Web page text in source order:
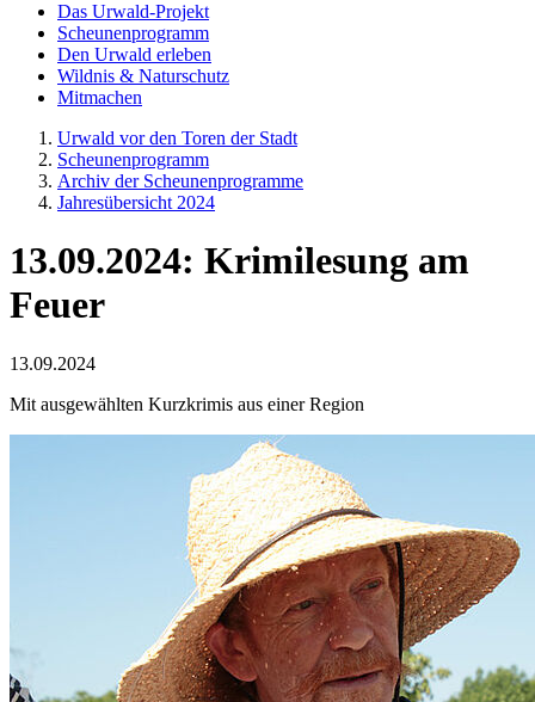
Das Urwald-Projekt
Scheunenprogramm
Den Urwald erleben
Wildnis & Naturschutz
Mitmachen
Urwald vor den Toren der Stadt
Scheunenprogramm
Archiv der Scheunenprogramme
Jahresübersicht 2024
13.09.2024: Krimilesung am
Feuer
13.09.2024
Mit ausgewählten Kurzkrimis aus einer Region